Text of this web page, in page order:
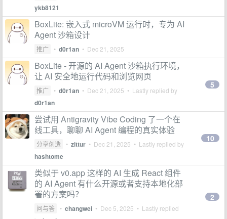
ykb8121
BoxLite: 嵌入式 microVM 运行时，专为 AI
Agent 沙箱设计
推广 • d0r1an • Dec 21, 2025
BoxLite - 开源的 AI Agent 沙箱执行环境，
让 AI 安全地运行代码和浏览网页
推广 • d0r1an • Dec 21, 2025 • Lastly replied by
d0r1an
5
尝试用 Antigravity Vibe Coding 了一个在
线工具，聊聊 AI Agent 编程的真实体验
分享创造 • zittur • Dec 21, 2025 • Lastly replied by
hashtome
10
类似于 v0.app 这样的 AI 生成 React 组件
的 AI Agent 有什么开源或者支持本地化部
署的方案吗？
问与答 • changwei • Dec 5, 2025 • Lastly replied
2